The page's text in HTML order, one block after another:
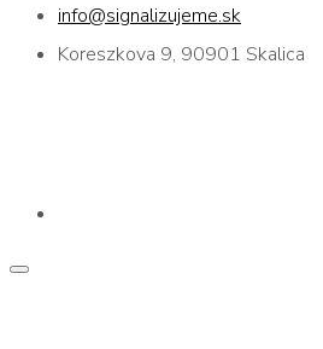
info@signalizujeme.sk
Koreszkova 9, 90901 Skalica